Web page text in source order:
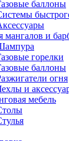
баллоны
мангалов и
горелки
баллоны
огня
и
мебель